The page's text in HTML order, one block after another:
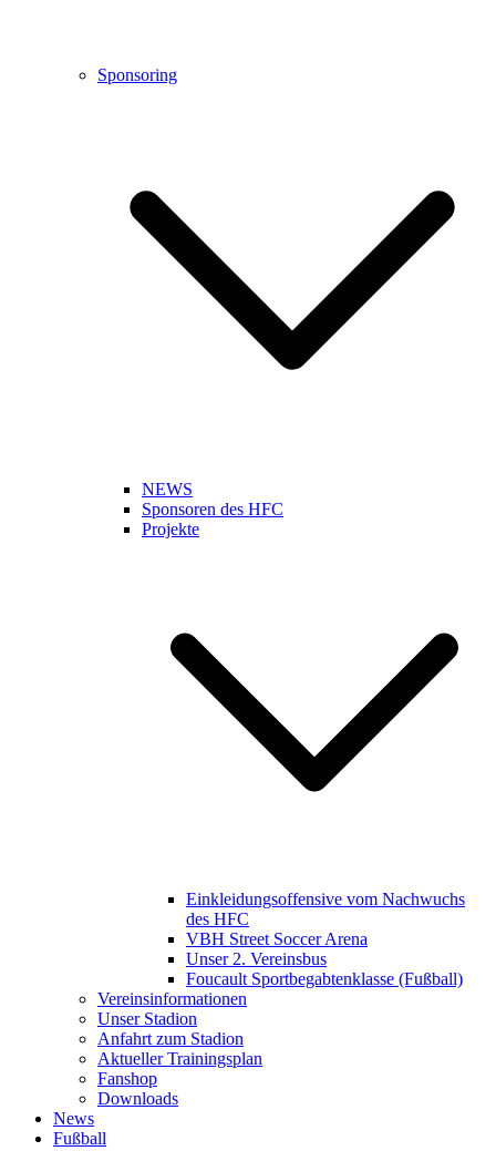
Sponsoring
NEWS
Sponsoren des HFC
Projekte
Einkleidungsoffensive vom Nachwuchs
des HFC
VBH Street Soccer Arena
Unser 2. Vereinsbus
Foucault Sportbegabtenklasse (Fußball)
Vereinsinformationen
Unser Stadion
Anfahrt zum Stadion
Aktueller Trainingsplan
Fanshop
Downloads
News
Fußball